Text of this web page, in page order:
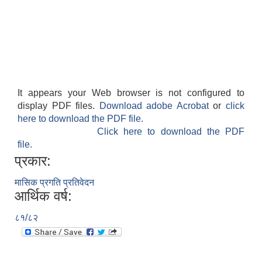
It appears your Web browser is not configured to
display PDF files.
Download adobe Acrobatorclick
here to download the PDF file.
Click here to download the PDF
file.
प्रकार:
मासिक प्रगति प्रतिवेदन
आर्थिक वर्ष:
८१/८२